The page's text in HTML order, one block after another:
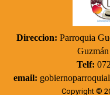
Direccion: Parroquia
Telf:
email:
Copyright ©